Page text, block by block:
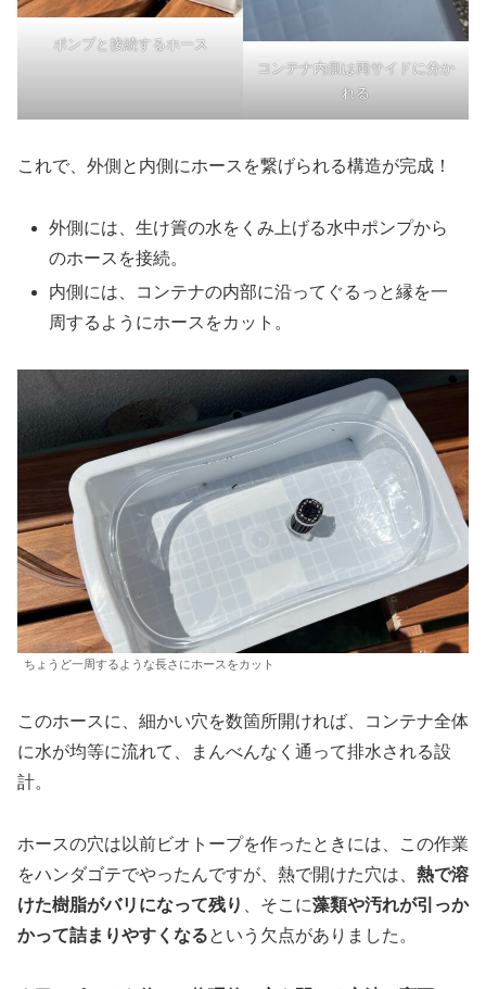
ポンプと接続するホース
コンテナ内側は両サイドに分か
れる
これで、外側と内側にホースを繋げられる構造が完成！
外側には、生け簀の水をくみ上げる水中ポンプから
のホースを接続。
内側には、コンテナの内部に沿ってぐるっと縁を一
周するようにホースをカット。
ちょうど一周するような長さにホースをカット
このホースに、細かい穴を数箇所開ければ、コンテナ全体
に水が均等に流れて、まんべんなく通って排水される設
計。
ホースの穴は以前ビオトープを作ったときには、この作業
をハンダゴテでやったんですが、熱で開けた穴は、 熱で溶
けた樹脂がバリになって残り
、そこに藻類や汚れが引っか
かって詰まりやすくなるという欠点がありました。